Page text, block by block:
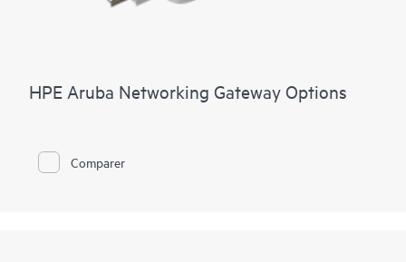
HPE Aruba Networking Gateway Options
Comparer